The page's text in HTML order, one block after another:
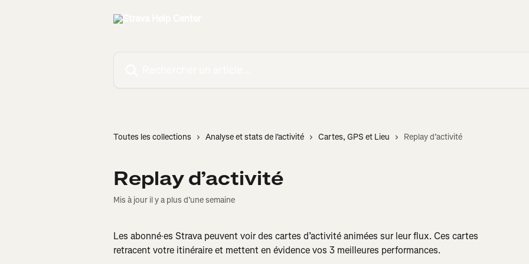
Toutes les collections Analyse et stats de l'activité Cartes, GPS et Lieu Replay d’activité
Replay d’activité
Mis à jour il y a plus d’une semaine
Les abonné·es Strava peuvent voir des cartes d’activité animées sur leur flux. Ces cartes
retracent votre itinéraire et mettent en évidence vos 3 meilleures performances.